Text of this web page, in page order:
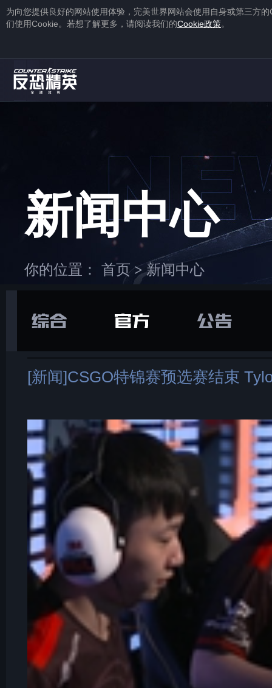
为向您提供良好的网站使用体验，完美世界网站会使用自身或第三方的
们使用Cookie。若想了解更多，请阅读我们的Cookie政策。
蒸汽平台账号
1
在游戏库中找到并 下载
2
右击游戏，选择“
新闻中心
你的位置： 首页>新闻中心
[新闻]CSGO特锦赛预选赛结束